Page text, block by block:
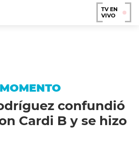
TV EN
VIVO
confundió
Cardi B y se hizo